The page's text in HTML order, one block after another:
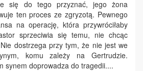
się do tego przyznać, jego żona
ten proces ze zgryzotą. Pewnego
na operację, która przywróciłaby
sprzeciwia się temu, nie chcąc
dostrzega przy tym, że nie jest we
komu zależy na Gertrudzie.
synem doprowadza do tragedii....